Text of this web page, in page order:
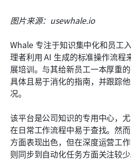
图片来源：usewhale.io
Whale 专注于知识集中化和员工
理者利用 AI 生成的标准操作流程
展培训。与其给新员工一本厚重
具体且易于消化的指南，并跟踪
况。
该平台是公司知识的专用中心，
在日常工作流程中易于查找。然
方面表现出色，但在深度运营工
则同步到自动化任务方面关注较少